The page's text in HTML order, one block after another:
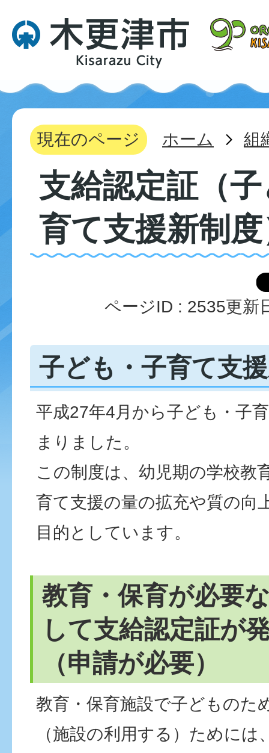
現在のページ ホーム 組
支給認定証（
育て支援新制
ページID : 2535更新
子ども・子育て支
平成27年4月から子ども・子
まりました。
この制度は、幼児期の学校教
育て支援の量の拡充や質の向
目的としています。
教育・保育が必要
して支給認定証が
（申請が必要）
教育・保育施設で子どものた
（施設の利用する）ためには